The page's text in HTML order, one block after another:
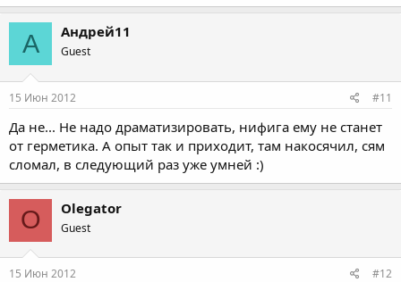
А Андрей11
Guest
15 Июн 2012 #11
Да не... Не надо драматизировать, нифига ему не станет
от герметика. А опыт так и приходит, там накосячил, сям
сломал, в следующий раз уже умней :)
O Olegator
Guest
15 Июн 2012 #12